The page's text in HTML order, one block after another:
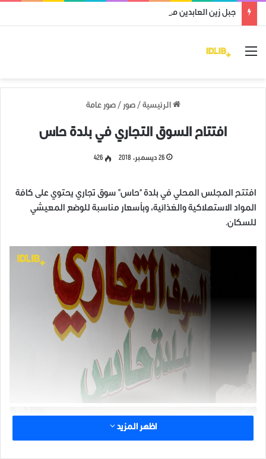
جبل زين العابدين محرر من قوات النظام وميليشياته
القائمة
الرئيسية / صور / صور عامة
افتتاح السوق التجاري في بلدة حاس
26 ديسمبر، 2018 426
افتتح المجلس المحلي في بلدة “حاس” سوق تجاري يحتوي على كافة
المواد الاستهلاكية والغذائية، وبأسعار مناسبة للوضع المعيشي
للسكان.
اظهر المزيد